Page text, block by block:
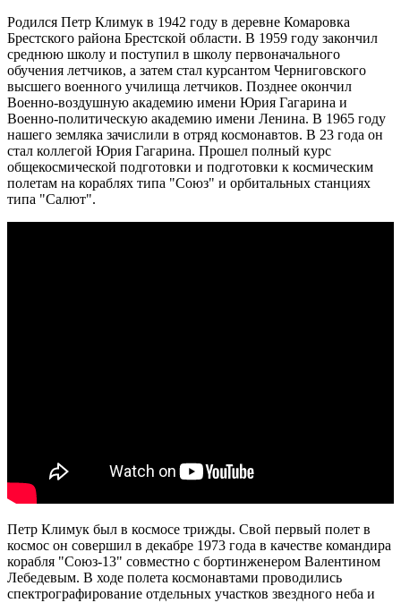
Родился Петр Климук в 1942 году в деревне Комаровка
Брестского района Брестской области. В 1959 году закончил
среднюю школу и поступил в школу первоначального
обучения летчиков, а затем стал курсантом Черниговского
высшего военного училища летчиков. Позднее окончил
Военно-воздушную академию имени Юрия Гагарина и
Военно-политическую академию имени Ленина. В 1965 году
нашего земляка зачислили в отряд космонавтов. В 23 года он
стал коллегой Юрия Гагарина. Прошел полный курс
общекосмической подготовки и подготовки к космическим
полетам на кораблях типа "Союз" и орбитальных станциях
типа "Салют".
Петр Климук был в космосе трижды. Свой первый полет в
космос он совершил в декабре 1973 года в качестве командира
корабля "Союз-13" совместно с бортинженером Валентином
Лебедевым. В ходе полета космонавтами проводились
спектрографирование отдельных участков звездного неба и